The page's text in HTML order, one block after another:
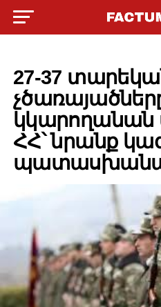
27-37
կկարողանան
ՀՀ՝ նրանք